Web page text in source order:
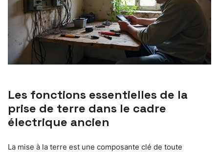
Les fonctions essentielles de la
prise de terre dans le cadre
électrique ancien
La mise à la terre est une composante clé de toute